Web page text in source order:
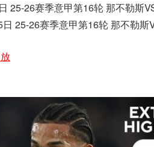
25-26赛季意甲第16轮 那不勒斯
25-26赛季意甲第16轮 那不勒斯